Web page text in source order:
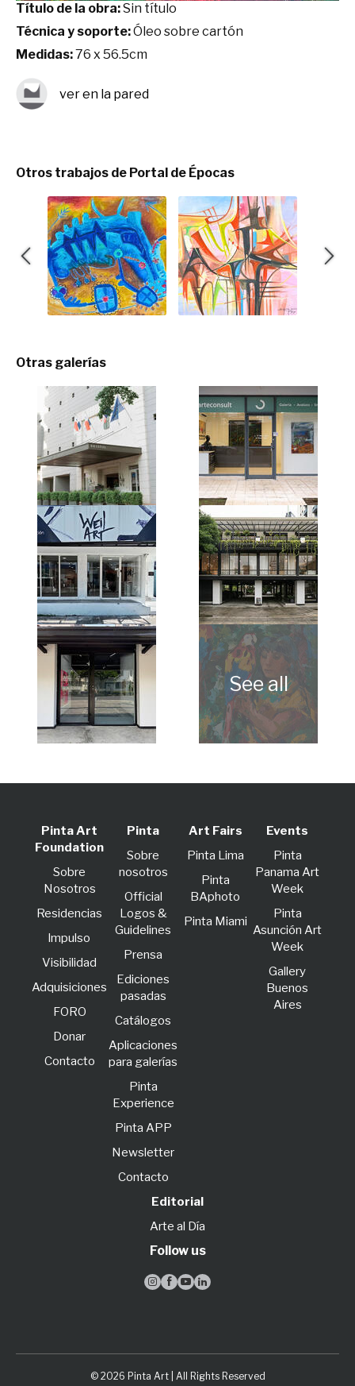
Título de la obra:Sin título
Técnica y soporte:Óleo sobre cartón
Medidas:76 x 56.5cm
ver en la pared
Otros trabajos de Portal de Épocas
Otras galerías
Pinta Art
Foundation
Sobre
Nosotros
Residencias
lmpulso
Visibilidad
Adquisiciones
FORO
Donar
Contacto
Pinta
Sobre
nosotros
Official
Logos &
Guidelines
Prensa
Ediciones
pasadas
Catálogos
Aplicaciones
para galerías
Pinta
Experience
Pinta APP
Newsletter
Contacto
Art Fairs
Pinta Lima
Pinta
BAphoto
Pinta Miami
Events
Pinta
Panama Art
Week
Pinta
Asunción Art
Week
Gallery
Buenos
Aires
Editorial
Arte al Día
Follow us
   
© 2026 Pinta Art | All Rights Reserved